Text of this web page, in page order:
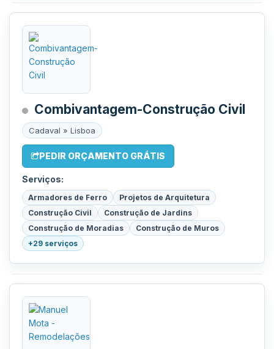
Combivantagem-Construção Civil
Cadaval » Lisboa
PEDIR ORÇAMENTO GRÁTIS
Serviços:
Armadores de Ferro
Projetos de Arquitetura
Construção Civil
Construção de Jardins
Construção de Moradias
Construção de Muros
+29 serviços